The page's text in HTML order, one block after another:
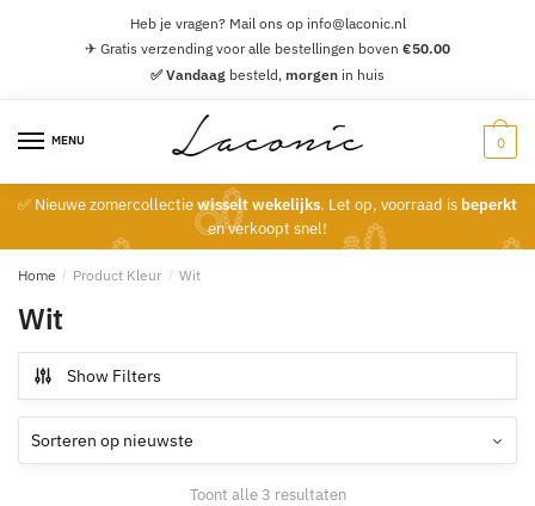
Heb je vragen? Mail ons op info@laconic.nl
✈ Gratis verzending voor alle bestellingen boven €50.00
✅ Vandaag besteld, morgen in huis
MENU 0
✅ Nieuwe zomercollectiewisselt wekelijks. Let op, voorraad is beperkt
en verkoopt snel!
Home / Product Kleur / Wit
Wit
Show Filters
Toont alle 3 resultatenGesorteerd